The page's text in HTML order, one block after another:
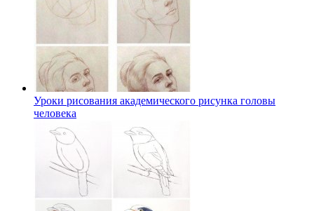
Уроки рисования академического рисунка головы
человека